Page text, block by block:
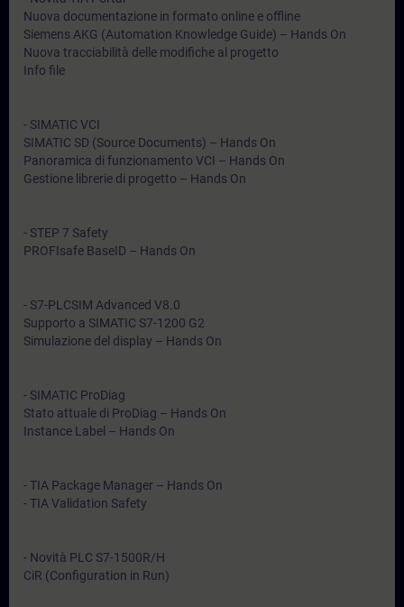
Nuova documentazione in formato online e offline
Siemens AKG (Automation Knowledge Guide) – Hands On
Nuova tracciabilità delle modifiche al progetto
Info file
- SIMATIC VCI
SIMATIC SD (Source Documents) – Hands On
Panoramica di funzionamento VCI – Hands On
Gestione librerie di progetto – Hands On
- STEP 7 Safety
PROFIsafe BaseID – Hands On
- S7-PLCSIM Advanced V8.0
Supporto a SIMATIC S7-1200 G2
Simulazione del display – Hands On
- SIMATIC ProDiag
Stato attuale di ProDiag – Hands On
Instance Label – Hands On
- TIA Package Manager – Hands On
- TIA Validation Safety
- Novità PLC S7-1500R/H
CiR (Configuration in Run)